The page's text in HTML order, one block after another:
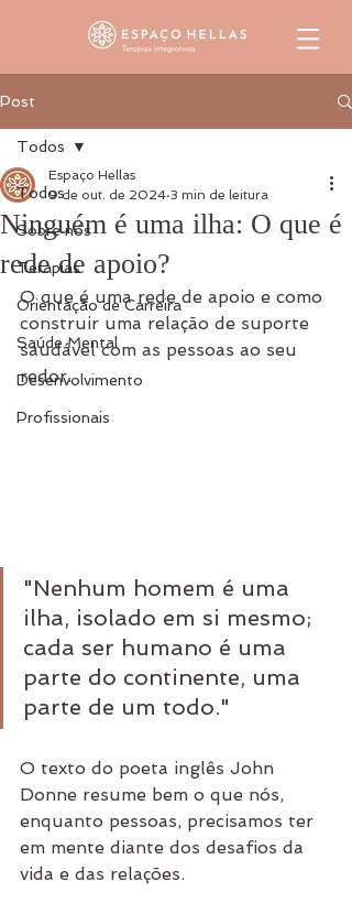
Post
Todos
Sobre nós
Terapias
Orientação de Carreira
Saúde Mental
Desenvolvimento
Profissionais
Todos
Ninguém é uma ilha: O que é
rede de apoio?
Espaço Hellas
9 de out. de 2024 3 min de leitura
O que é uma rede de apoio e como
construir uma relação de suporte
saudável com as pessoas ao seu
redor.
"Nenhum homem é uma
ilha, isolado em si mesmo;
cada ser humano é uma
parte do continente, uma
parte de um todo."
O texto do poeta inglês John
Donne resume bem o que nós,
enquanto pessoas, precisamos ter
em mente diante dos desafios da
vida e das relações.